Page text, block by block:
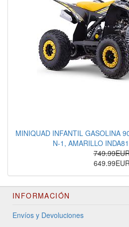
MINIQUAD INFANTIL GASOLINA
N-1, AMARILLO
INFORMACIÓN
Envíos y Devoluciones